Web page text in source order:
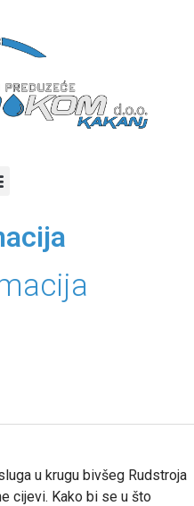
u krugu bivšeg Rudstroja
cijevi. Kako bi se u što